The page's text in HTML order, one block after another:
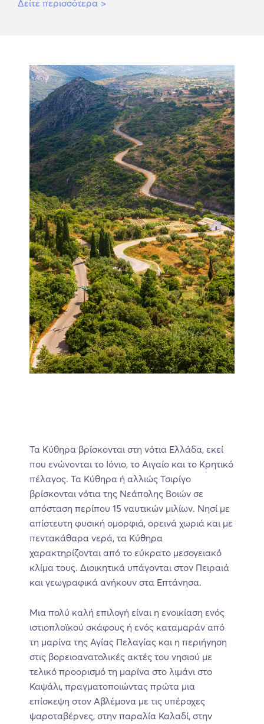
Δείτε περισσότερα >
Τα Κύθηρα βρίσκονται στη νότια Ελλάδα, εκεί
που ενώνονται το Ιόνιο, το Αιγαίο και το Κρητικό
πέλαγος. Τα Κύθηρα ή αλλιώς Τσιρίγο
βρίσκονται νότια της Νεάπολης Βοιών σε
απόσταση περίπου 15 ναυτικών μιλίων. Νησί με
απίστευτη φυσική ομορφιά, ορεινά χωριά και με
πεντακάθαρα νερά, τα Κύθηρα
χαρακτηρίζονται από το εύκρατο μεσογειακό
κλίμα τους. Διοικητικά υπάγονται στον Πειραιά
και γεωγραφικά ανήκουν στα Επτάνησα.
Μια πολύ καλή επιλογή είναι η ενοικίαση ενός
ιστιοπλοϊκού σκάφους ή ενός καταμαράν από
τη μαρίνα της Αγίας Πελαγίας και η περιήγηση
στις βορειοανατολικές ακτές του νησιού με
τελικό προορισμό τη μαρίνα στο λιμάνι στο
Καψάλι, πραγματοποιώντας πρώτα μια
επίσκεψη στον Αβλέμονα με τις υπέροχες
ψαροταβέρνες, στην παραλία Καλαδί, στην